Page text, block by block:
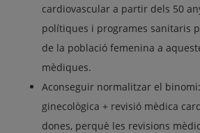
cardiovascular a partir dels 50
polítiques i programes sanitaris
de la població femenina a
mèdiques.
Aconseguir normalitzar el
ginecològica + revisió mèdica
dones, perquè les revisions